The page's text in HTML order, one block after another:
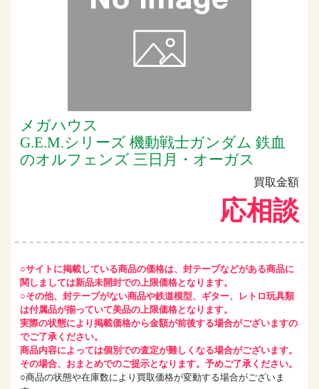
メガハウス
G.E.M.シリーズ 機動戦士ガンダム 鉄血
のオルフェンズ 三日月・オーガス
買取金額
応相談
○サイトに掲載している商品の価格は、封テープなどがある商品に
関しましては新品未開封での上限価格となります。
○その他、封テープがない商品や鉄道模型、ギター、レトロ玩具類
は付属品が揃っていて美品の上限価格となります。
実際の状態により掲載価格から金額が前後する場合がございますの
でご了承ください。
商品内容によっては個別での査定が難しくなる場合がございます。
その場合、おまとめでのご提示となります。予めご了承ください。
○商品の状態や在庫数により買取価格が変動する場合がございま